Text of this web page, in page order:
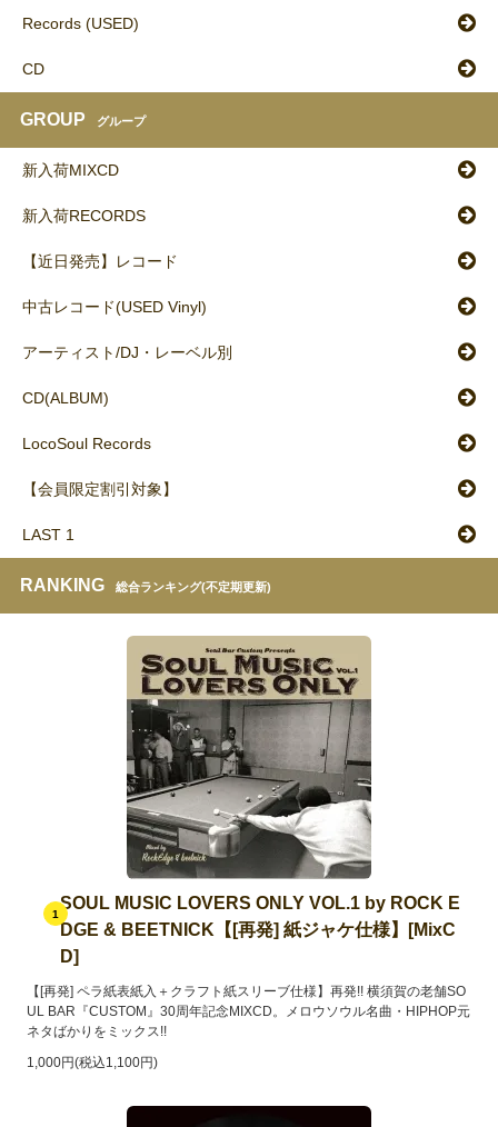
Records (USED)
CD
GROUP グループ
新入荷MIXCD
新入荷RECORDS
【近日発売】レコード
中古レコード(USED Vinyl)
アーティスト/DJ・レーベル別
CD(ALBUM)
LocoSoul Records
【会員限定割引対象】
LAST 1
RANKING 総合ランキング(不定期更新)
1
SOUL MUSIC LOVERS ONLY VOL.1 by ROCK E
DGE & BEETNICK【[再発] 紙ジャケ仕様】[MixC
D]
【[再発] ペラ紙表紙入＋クラフト紙スリーブ仕様】再発!! 横須賀の老舗SO
UL BAR『CUSTOM』30周年記念MIXCD。メロウソウル名曲・HIPHOP元
ネタばかりをミックス!!
1,000円(税込1,100円)